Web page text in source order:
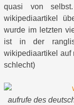
quasi von
wikipediaartikel
wurde im letzten
ist in der
wikipediaartikel auf
schlecht)
aufrufe des